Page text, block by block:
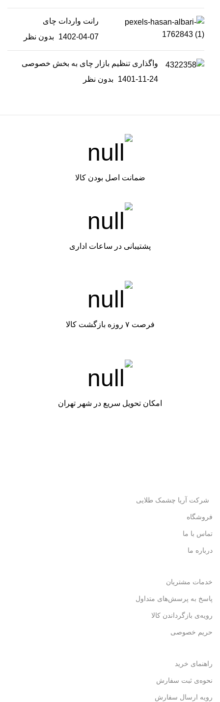
رانت واردات چای
1402-04-07
بدون نظر
واگذاری تنظیم بازار چای به بخش خصوصی
1401-11-24
بدون نظر
ضمانت اصل بودن کالا
پشتیبانی در ساعات اداری
فرصت ۷ روزه بازگشت کالا
امکان تحویل سریع در شهر تهران
شرکت آریا چشمک طلایی
فروشگاه
تماس با ما
درباره ما
خدمات مشتریان
پاسخ به پرسش‌های متداول
رویه‌ی بازگرداندن کالا
حریم خصوصی
راهنمای خرید
نحوه‌ی ثبت سفارش
رویه ارسال سفارش